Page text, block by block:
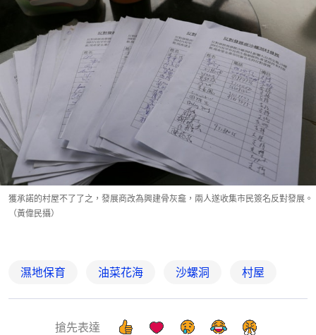
獲承諾的村屋不了了之，發展商改為興建骨灰龕，兩人遂收集市民簽名反對發展。
（黃偉民攝）
濕地保育 油菜花海 沙螺洞 村屋
搶先表達